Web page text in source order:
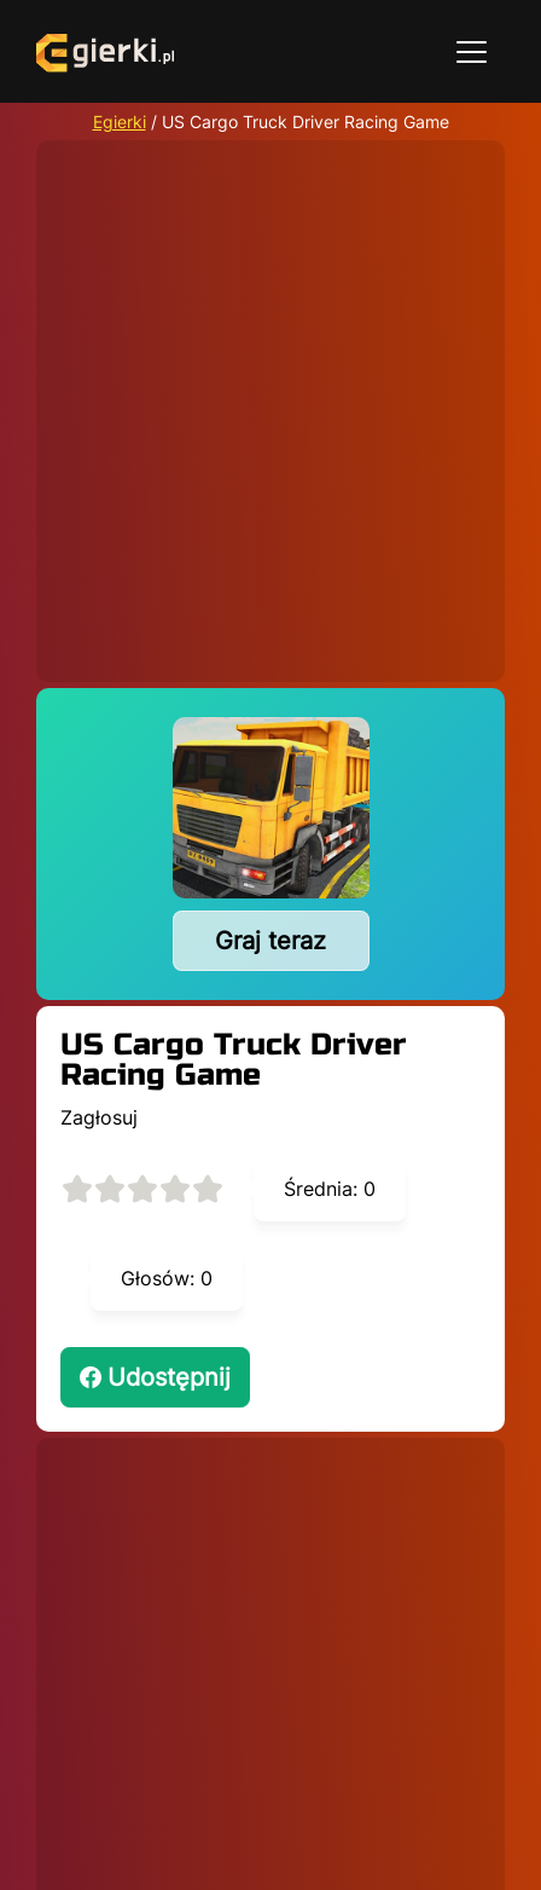
Egierki/ US Cargo Truck Driver Racing Game
Graj teraz
US Cargo Truck Driver
Racing Game
Zagłosuj
Średnia: 0
Głosów: 0
Udostępnij